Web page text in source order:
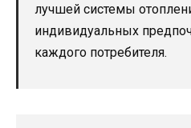
лучшей системы
индивидуальных
каждого потребителя.